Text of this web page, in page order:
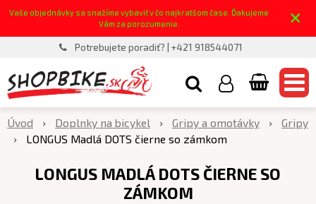
Vaše objednávky sa snažíme vybaviť v čo najkratšom čase. Ďakujeme
Vám za porozumenie.
×
Potrebujete poradiť? | +421 918544071
Úvod Doplnky na bicykel Gripy a omotávky
Gripy
LONGUS Madlá DOTS čierne so zámkom
LONGUS MADLÁ DOTS ČIERNE SO
ZÁMKOM